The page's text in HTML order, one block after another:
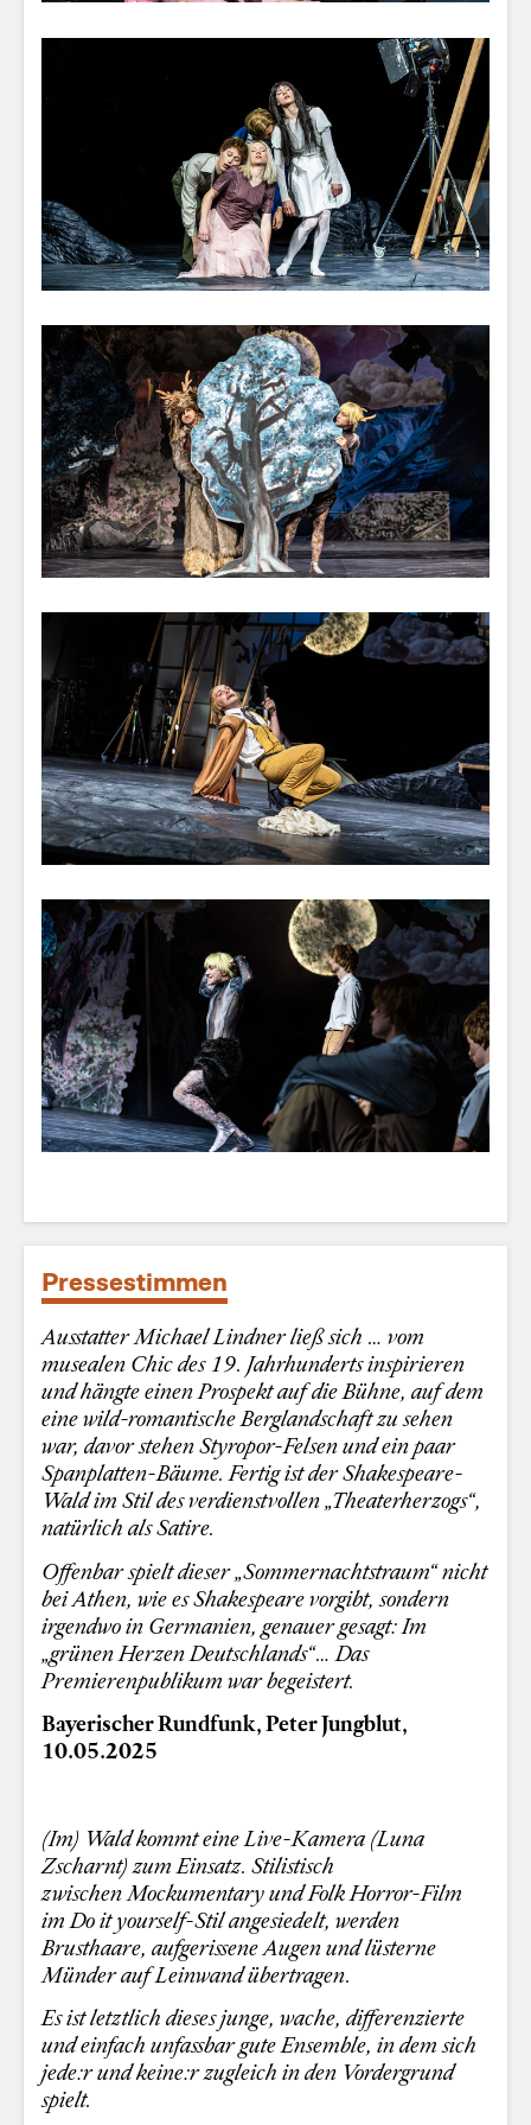
Pressestimmen
Ausstatter Michael Lindner ließ sich … vom
musealen Chic des 19. Jahrhunderts inspirieren
und hängte einen Prospekt auf die Bühne, auf dem
eine wild-romantische Berglandschaft zu sehen
war, davor stehen Styropor-Felsen und ein paar
Spanplatten-Bäume. Fertig ist der Shakespeare-
Wald im Stil des verdienstvollen „Theaterherzogs“,
natürlich als Satire.
Offenbar spielt dieser „Sommernachtstraum“ nicht
bei Athen, wie es Shakespeare vorgibt, sondern
irgendwo in Germanien, genauer gesagt: Im
„grünen Herzen Deutschlands“…Das
Premierenpublikum war begeistert.
Bayerischer Rundfunk, Peter Jungblut,
10.05.2025
(Im) Wald kommt eine Live-Kamera (Luna
Zscharnt) zum Einsatz. Stilistisch
zwischen Mockumentary und Folk Horror-Film
im Do it yourself-Stil angesiedelt, werden
Brusthaare, aufgerissene Augen und lüsterne
Münder auf Leinwand übertragen.
Es ist letztlich dieses junge, wache, differenzierte
und einfach unfassbar gute Ensemble, in dem sich
jede:r und keine:r zugleich in den Vordergrund
spielt.